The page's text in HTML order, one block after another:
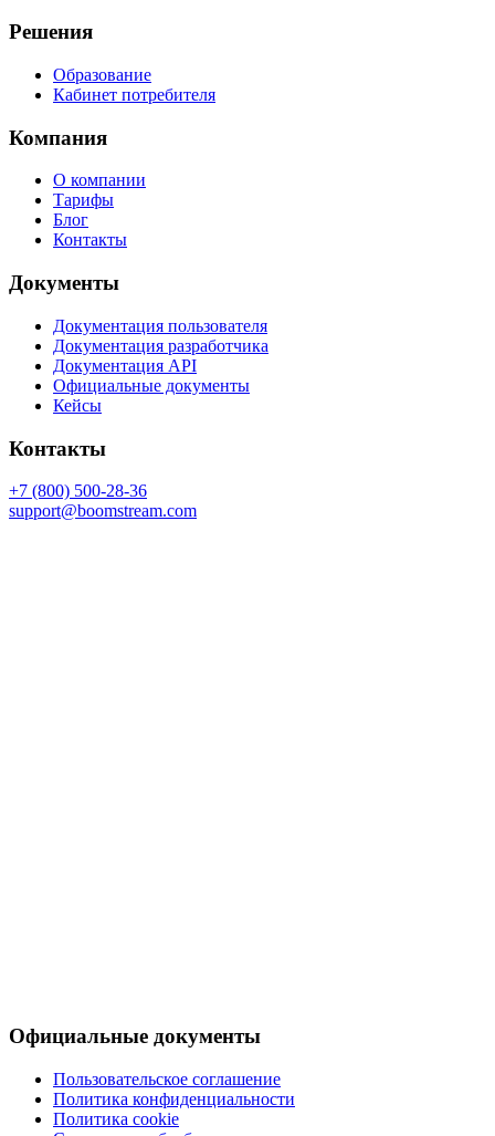
Решения
Образование
Кабинет потребителя
Компания
О компании
Тарифы
Блог
Контакты
Документы
Документация пользователя
Документация разработчика
Документация API
Официальные документы
Кейсы
Контакты
+7 (800) 500-28-36
support@boomstream.com
Официальные документы
Пользовательское соглашение
Политика конфиденциальности
Политика cookie